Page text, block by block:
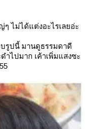
ไม่ได้แต่งอะไรเลยอ่ะ
บรูปนี้ มานดูธรรมดาดี
ำไปมาก เค้าเพิ่มแสงซะ